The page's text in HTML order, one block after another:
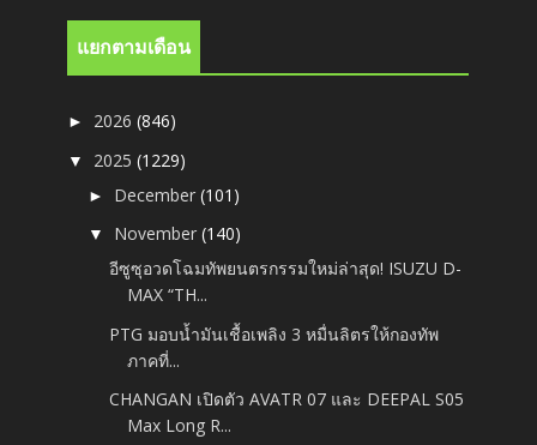
แยกตามเดือน
► 2026(846)
▼ 2025(1229)
► December(101)
▼ November(140)
อีซูซุอวดโฉมทัพยนตรกรรมใหม่ล่าสุด! ISUZU D-
MAX “TH...
PTG มอบน้ำมันเชื้อเพลิง 3 หมื่นลิตรให้กองทัพ
ภาคที่...
CHANGAN เปิดตัว AVATR 07 และ DEEPAL S05
Max Long R...